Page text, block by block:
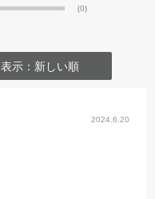
(0)
表示：新しい順
2024.6.20